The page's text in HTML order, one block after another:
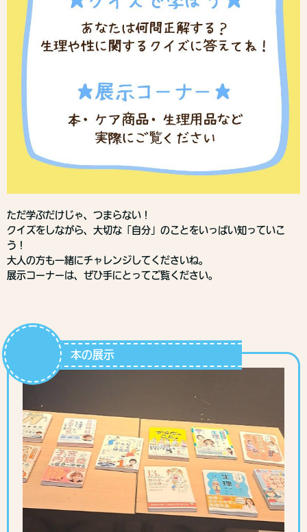
ただ学ぶだけじゃ、つまらない！
クイズをしながら、大切な「自分」のことをいっぱい知っていこ
う！
大人の方も一緒にチャレンジしてくださいね。
展示コーナーは、ぜひ手にとってご覧ください。
本の展示